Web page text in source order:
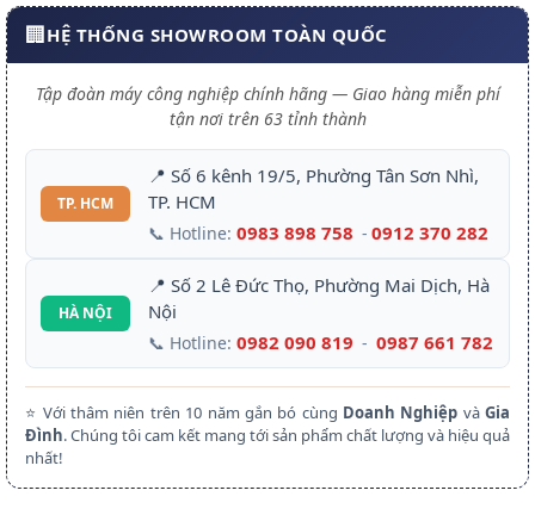
🏢HỆ THỐNG SHOWROOM TOÀN QUỐC
Tập đoàn máy công nghiệp chính hãng — Giao hàng miễn phí
tận nơi trên 63 tỉnh thành
TP. HCM
📍 Số 6 kênh 19/5, Phường Tân Sơn Nhì,
TP. HCM
📞 Hotline: 0983 898 758 - 0912 370 282
HÀ NỘI
📍 Số 2 Lê Đức Thọ, Phường Mai Dịch, Hà
Nội
📞 Hotline: 0982 090 819 - 0987 661 782
⭐ Với thâm niên trên 10 năm gắn bó cùng Doanh Nghiệp vàGia
Đình. Chúng tôi cam kết mang tới sản phẩm chất lượng và hiệu quả
nhất!